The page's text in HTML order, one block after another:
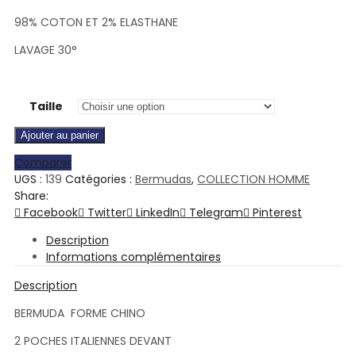
98% COTON ET 2% ELASTHANE
LAVAGE 30°
Taille
Ajouter au panier
Comparer
UGS : 139 Catégories : Bermudas, COLLECTION HOMME
Share:
Facebook
Twitter LinkedIn Telegram
Pinterest
Description
Informations complémentaires
Description
BERMUDA FORME CHINO
2 POCHES ITALIENNES DEVANT